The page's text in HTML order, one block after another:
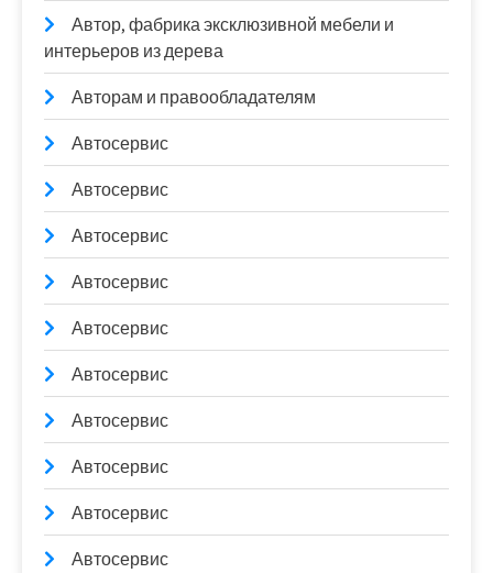
Автор, фабрика эксклюзивной мебели и
интерьеров из дерева
Авторам и правообладателям
Автосервис
Автосервис
Автосервис
Автосервис
Автосервис
Автосервис
Автосервис
Автосервис
Автосервис
Автосервис